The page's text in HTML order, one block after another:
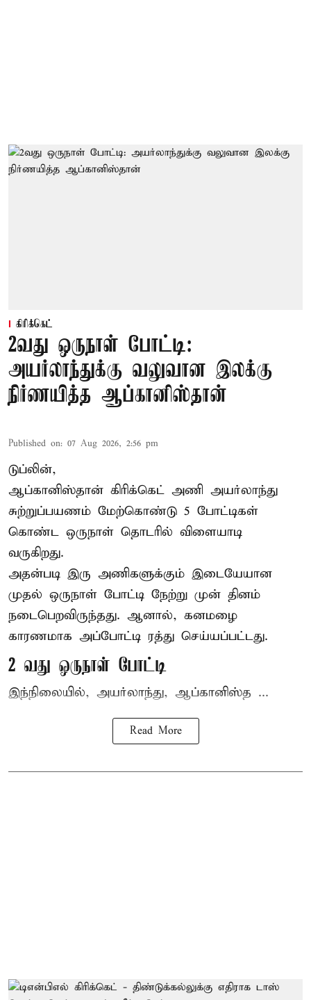
கிரிக்கெட்
2வது ஒருநாள் போட்டி:
அயர்லாந்துக்கு வலுவான இலக்கு
நிர்ணயித்த ஆப்கானிஸ்தான்
Published on: 07 Aug 2026, 2:56 pm
டுப்லின்,
ஆப்கானிஸ்தான் கிரிக்கெட் அணி அயர்லாந்து
சுற்றுப்பயணம் மேற்கொண்டு 5 போட்டிகள்
கொண்ட ஒருநாள் தொடரில் விளையாடி
வருகிறது.
அதன்படி இரு அணிகளுக்கும் இடையேயான
முதல் ஒருநாள் போட்டி நேற்று முன் தினம்
நடைபெறவிருந்தது. ஆனால், கனமழை
காரணமாக அப்போட்டி ரத்து செய்யப்பட்டது.
2 வது ஒருநாள் போட்டி
இந்நிலையில், அயர்லாந்து, ஆப்கானிஸ்த ...
Read More